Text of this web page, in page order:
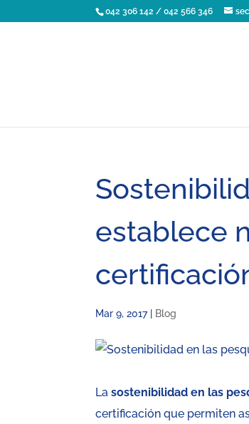
042 306 142 / 042 566 346
establece
Mar 9, 2017| Blog
Lasostenibilidad en las
certificación que permiten